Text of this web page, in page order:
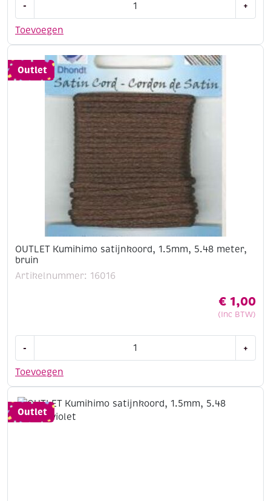
Toevoegen
-
satijnkoord,
meter,
bordeaux
+
Outlet
OUTLET Kumihimo satijnkoord, 1.5mm, 5.48 meter,
bruin
Artikelnummer: 16016
€ 1,00
(Inc BTW)
Toevoegen
-
satijnkoord,
5.48
meter,
bruin
+
Outlet